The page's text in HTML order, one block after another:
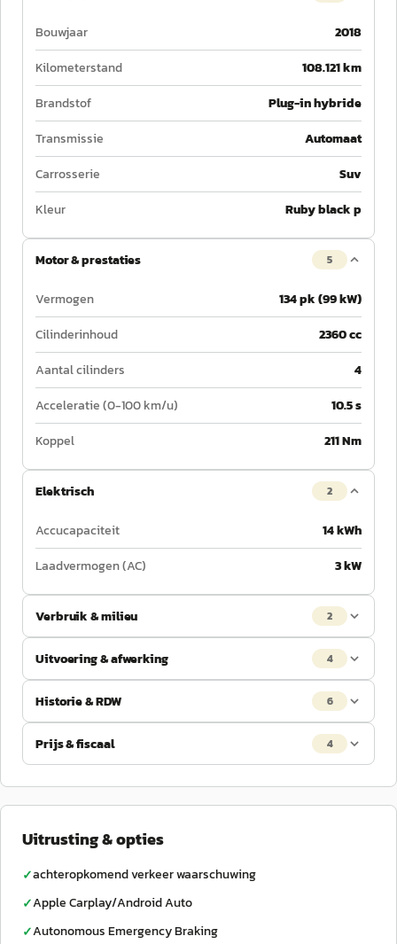
Bouwjaar
2018
Kilometerstand
108.121 km
Brandstof
Plug-in hybride
Transmissie
Automaat
Carrosserie
Suv
Kleur
Ruby black p
Motor & prestaties 5
Vermogen
134 pk (99 kW)
Cilinderinhoud
2360 cc
Aantal cilinders
4
Acceleratie (0-100 km/u)
10.5 s
Koppel
211 Nm
Elektrisch 2
Accucapaciteit
14 kWh
Laadvermogen (AC)
3 kW
Verbruik & milieu 2
Uitvoering & afwerking 4
Historie & RDW 6
Prijs & fiscaal 4
Uitrusting & opties
✓achteropkomend verkeer waarschuwing
✓Apple Carplay/Android Auto
✓Autonomous Emergency Braking